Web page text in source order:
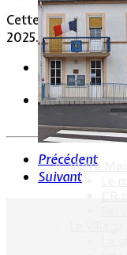
Votre
Cette action pourra
2025.
Précédent
Suivant